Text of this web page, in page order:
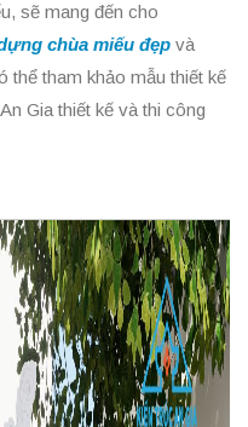
sẽ mang đến cho
chùa miếu đẹp và
thể tham khảo mẫu thiết kế
Gia thiết kế và thi công